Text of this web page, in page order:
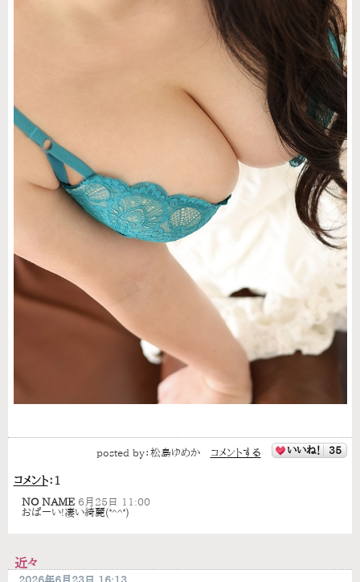
posted by： 松島ゆめか コメントする いいね！ 35
コメント： 1
NO NAME 6月25日 11:00
おぱーい!凄い綺麗(*^^*)
近々